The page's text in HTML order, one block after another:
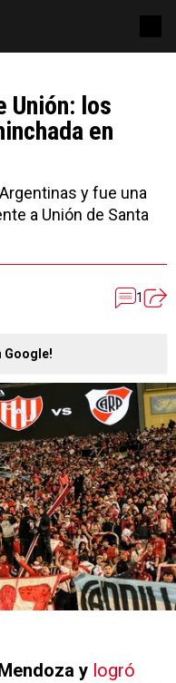
Unión: los
en
y fue una
a Unión de Santa
1
Google!
y logró